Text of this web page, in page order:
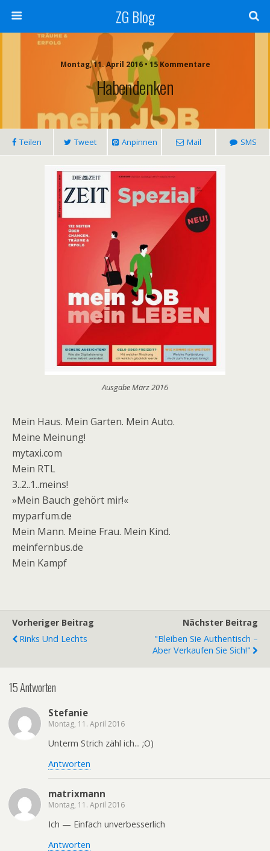
ZG Blog
Montag, 11. April 2016 • 15 Kommentare
Habendenken
Teilen Tweet Anpinnen Mail SMS
Ausgabe März 2016
Mein Haus. Mein Garten. Mein Auto.
Meine Meinung!
mytaxi.com
Mein RTL
3..2..1..meins!
»Mein Bauch gehört mir!«
myparfum.de
Mein Mann. Meine Frau. Mein Kind.
meinfernbus.de
Mein Kampf
Vorheriger Beitrag
Rinks Und Lechts
Nächster Beitrag
"Bleiben Sie Authentisch –
Aber Verkaufen Sie Sich!"
15 Antworten
Stefanie
Montag, 11. April 2016
Unterm Strich zähl ich... ;O)
Antworten
matrixmann
Montag, 11. April 2016
Ich — Einfach unverbesserlich
Antworten